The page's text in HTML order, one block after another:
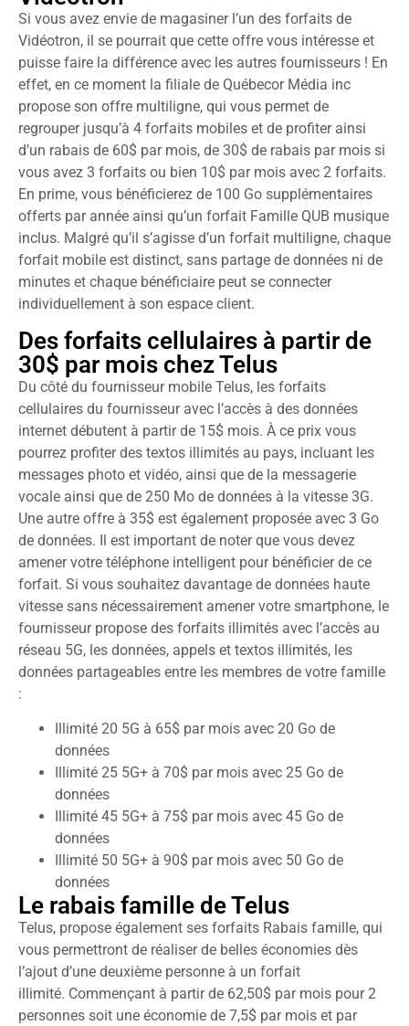
Si vous avez envie de magasiner l’un des forfaits de
Vidéotron, il se pourrait que cette offre vous intéresse et
puisse faire la différence avec les autres fournisseurs ! En
effet, en ce moment la filiale de Québecor Média inc
propose son offre multiligne, qui vous permet de
regrouper jusqu’à 4 forfaits mobiles et de profiter ainsi
d’un rabais de 60$ par mois, de 30$ de rabais par mois si
vous avez 3 forfaits ou bien 10$ par mois avec 2 forfaits.
En prime, vous bénéficierez de 100 Go supplémentaires
offerts par année ainsi qu’un forfait Famille QUB musique
inclus. Malgré qu’il s’agisse d’un forfait multiligne, chaque
forfait mobile est distinct, sans partage de données ni de
minutes et chaque bénéficiaire peut se connecter
individuellement à son espace client.
Des forfaits cellulaires à partir de
30$ par mois chez Telus
Du côté du fournisseur mobile Telus, les forfaits
cellulaires du fournisseur avec l’accès à des données
internet débutent à partir de 15$ mois. À ce prix vous
pourrez profiter des textos illimités au pays, incluant les
messages photo et vidéo, ainsi que de la messagerie
vocale ainsi que de 250 Mo de données à la vitesse 3G.
Une autre offre à 35$ est également proposée avec 3 Go
de données. Il est important de noter que vous devez
amener votre téléphone intelligent pour bénéficier de ce
forfait. Si vous souhaitez davantage de données haute
vitesse sans nécessairement amener votre smartphone, le
fournisseur propose des forfaits illimités avec l’accès au
réseau 5G, les données, appels et textos illimités, les
données partageables entre les membres de votre famille
:
Illimité 20 5G à 65$ par mois avec 20 Go de
données
Illimité 25 5G+ à 70$ par mois avec 25 Go de
données
Illimité 45 5G+ à 75$ par mois avec 45 Go de
données
Illimité 50 5G+ à 90$ par mois avec 50 Go de
données
Le rabais famille de Telus
Telus, propose également ses forfaits Rabais famille, qui
vous permettront de réaliser de belles économies dès
l’ajout d’une deuxième personne à un forfait
illimité. Commençant à partir de 62,50$ par mois pour 2
personnes soit une économie de 7,5$ par mois et par